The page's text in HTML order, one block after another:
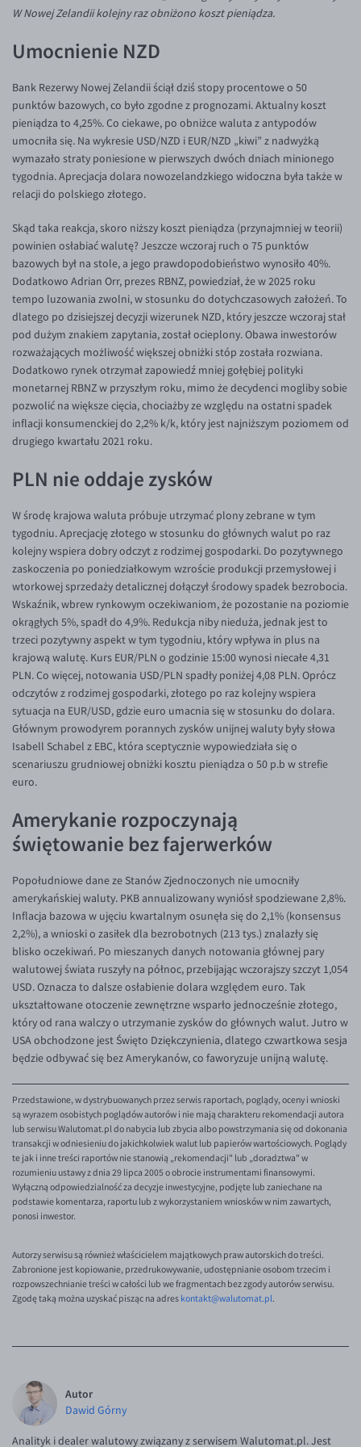
Inne pary walutowe
CAD/PLN
CNY/PLN
HKD/PLN
HUF/PLN
ILS/PLN
JPY/PLN
NZD/PLN
RON/PLN
SGD/PLN
TRY/PLN
ZAR/PLN
EUR/USD
EUR/GBP
EUR/CHF
EUR/NOK
EUR/SEK
EUR/AUD
EUR/BGN
EUR/CAD
EUR/CNY
EUR/HKD
EUR/HUF
EUR/ILS
EUR/JPY
EUR/RON
EUR/SGD
EUR/ZAR
GBP/USD
USD/CHF
GBP/CHF
Aplikacja mobilna
Pomoc
FAQ
Konto i opłaty
Wymiana walut
Banki i przelewy
Przelewy zagraniczne
Słowniczek
Poradnik
Dla mediów
W Nowej Zelandii kolejny raz obniżono koszt pieniądza.
Umocnienie NZD
Bank Rezerwy Nowej Zelandii ściął dziś stopy procentowe o 50
punktów bazowych, co było zgodne z prognozami. Aktualny koszt
pieniądza to 4,25%. Co ciekawe, po obniżce waluta z antypodów
umocniła się. Na wykresie USD/NZD i EUR/NZD „kiwi” z nadwyżką
wymazało straty poniesione w pierwszych dwóch dniach minionego
tygodnia. Aprecjacja dolara nowozelandzkiego widoczna była także w
relacji do polskiego złotego.
Skąd taka reakcja, skoro niższy koszt pieniądza (przynajmniej w teorii)
powinien osłabiać walutę? Jeszcze wczoraj ruch o 75 punktów
bazowych był na stole, a jego prawdopodobieństwo wynosiło 40%.
Dodatkowo Adrian Orr, prezes RBNZ, powiedział, że w 2025 roku
tempo luzowania zwolni, w stosunku do dotychczasowych założeń. To
dlatego po dzisiejszej decyzji wizerunek NZD, który jeszcze wczoraj stał
pod dużym znakiem zapytania, został ocieplony. Obawa inwestorów
rozważających możliwość większej obniżki stóp została rozwiana.
Dodatkowo rynek otrzymał zapowiedź mniej gołębiej polityki
monetarnej RBNZ w przyszłym roku, mimo że decydenci mogliby sobie
pozwolić na większe cięcia, chociażby ze względu na ostatni spadek
inflacji konsumenckiej do 2,2% k/k, który jest najniższym poziomem od
drugiego kwartału 2021 roku.
PLN nie oddaje zysków
W środę krajowa waluta próbuje utrzymać plony zebrane w tym
tygodniu. Aprecjację złotego w stosunku do głównych walut po raz
kolejny wspiera dobry odczyt z rodzimej gospodarki. Do pozytywnego
zaskoczenia po poniedziałkowym wzroście produkcji przemysłowej i
wtorkowej sprzedaży detalicznej dołączył środowy spadek bezrobocia.
Wskaźnik, wbrew rynkowym oczekiwaniom, że pozostanie na poziomie
okrągłych 5%, spadł do 4,9%. Redukcja niby nieduża, jednak jest to
trzeci pozytywny aspekt w tym tygodniu, który wpływa in plus na
krajową walutę. Kurs EUR/PLN o godzinie 15:00 wynosi niecałe 4,31
PLN. Co więcej, notowania USD/PLN spadły poniżej 4,08 PLN. Oprócz
odczytów z rodzimej gospodarki, złotego po raz kolejny wspiera
sytuacja na EUR/USD, gdzie euro umacnia się w stosunku do dolara.
Głównym prowodyrem porannych zysków unijnej waluty były słowa
Isabell Schabel z EBC, która sceptycznie wypowiedziała się o
scenariuszu grudniowej obniżki kosztu pieniądza o 50 p.b w strefie
euro.
Amerykanie rozpoczynają
świętowanie bez fajerwerków
Popołudniowe dane ze Stanów Zjednoczonych nie umocniły
amerykańskiej waluty. PKB annualizowany wyniósł spodziewane 2,8%.
Inflacja bazowa w ujęciu kwartalnym osunęła się do 2,1% (konsensus
2,2%), a wnioski o zasiłek dla bezrobotnych (213 tys.) znalazły się
blisko oczekiwań. Po mieszanych danych notowania głównej pary
walutowej świata ruszyły na północ, przebijając wczorajszy szczyt 1,054
USD. Oznacza to dalsze osłabienie dolara względem euro. Tak
ukształtowane otoczenie zewnętrzne wsparło jednocześnie złotego,
który od rana walczy o utrzymanie zysków do głównych walut. Jutro w
USA obchodzone jest Święto Dziękczynienia, dlatego czwartkowa sesja
będzie odbywać się bez Amerykanów, co faworyzuje unijną walutę.
Przedstawione, w dystrybuowanych przez serwis raportach, poglądy, oceny i wnioski
są wyrazem osobistych poglądów autorów i nie mają charakteru rekomendacji autora
lub serwisu Walutomat.pl do nabycia lub zbycia albo powstrzymania się od dokonania
transakcji w odniesieniu do jakichkolwiek walut lub papierów wartościowych. Poglądy
te jak i inne treści raportów nie stanowią „rekomendacji" lub „doradztwa" w
rozumieniu ustawy z dnia 29 lipca 2005 o obrocie instrumentami finansowymi.
Wyłączną odpowiedzialność za decyzje inwestycyjne, podjęte lub zaniechane na
podstawie komentarza, raportu lub z wykorzystaniem wniosków w nim zawartych,
ponosi inwestor.
Autorzy serwisu są również właścicielem majątkowych praw autorskich do treści.
Zabronione jest kopiowanie, przedrukowywanie, udostępnianie osobom trzecim i
rozpowszechnianie treści w całości lub we fragmentach bez zgody autorów serwisu.
Zgodę taką można uzyskać pisząc na adres kontakt@walutomat.pl.
Autor
Dawid Górny
Analityk i dealer walutowy związany z serwisem Walutomat.pl. Jest